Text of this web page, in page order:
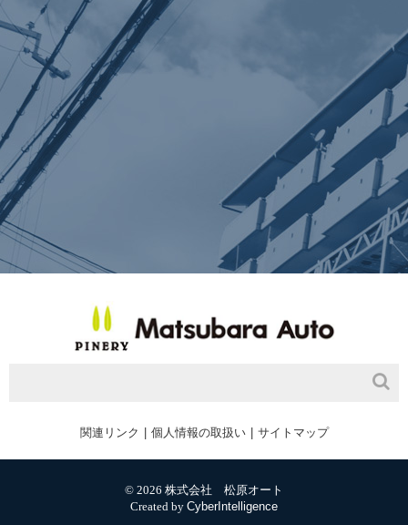
関連リンク 個人情報の取扱い サイトマップ
© 2026 株式会社 松原オート
Created by CyberIntelligence